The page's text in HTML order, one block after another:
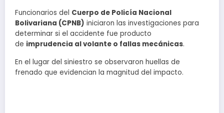
Funcionarios del Cuerpo de Policía Nacional
Bolivariana (CPNB) iniciaron las investigaciones para
determinar si el accidente fue producto
de imprudencia al volante o fallas mecánicas.
En el lugar del siniestro se observaron huellas de
frenado que evidencian la magnitud del impacto.